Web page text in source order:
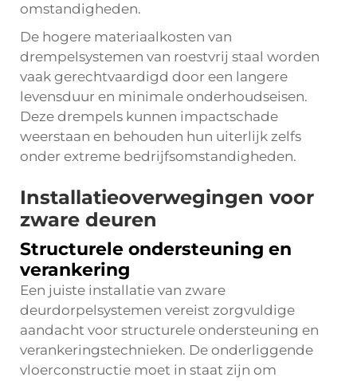
omstandigheden.
De hogere materiaalkosten van
drempelsystemen van roestvrij staal worden
vaak gerechtvaardigd door een langere
levensduur en minimale onderhoudseisen.
Deze drempels kunnen impactschade
weerstaan en behouden hun uiterlijk zelfs
onder extreme bedrijfsomstandigheden.
Installatieoverwegingen voor
zware deuren
Structurele ondersteuning en
verankering
Een juiste installatie van zware
deurdorpelsystemen vereist zorgvuldige
aandacht voor structurele ondersteuning en
verankeringstechnieken. De onderliggende
vloerconstructie moet in staat zijn om